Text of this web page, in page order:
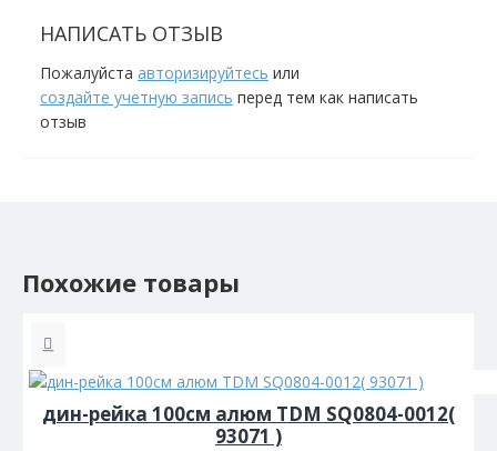
НАПИСАТЬ ОТЗЫВ
Пожалуйста авторизируйтесь или
создайте учетную запись перед тем как написать
отзыв
Похожие товары
дин-рейка 100см алюм TDM SQ0804-0012(
93071 )